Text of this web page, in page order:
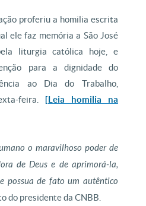
proferiu a homilia escrita
ele faz memória a São José
liturgia católica hoje, e
para a dignidade do
ao Dia do Trabalho,
feira. [Leia homilia na
o maravilhoso poder de
de Deus e de aprimorá-la,
possua de fato um autêntico
do presidente da CNBB.